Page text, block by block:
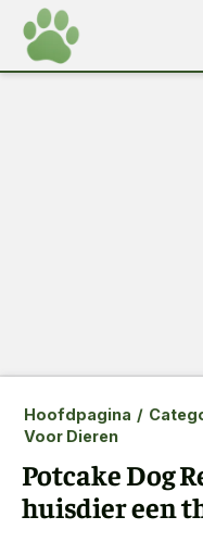
Hoofdpagina /
Voor Dieren
Potcake Dog
huisdier een